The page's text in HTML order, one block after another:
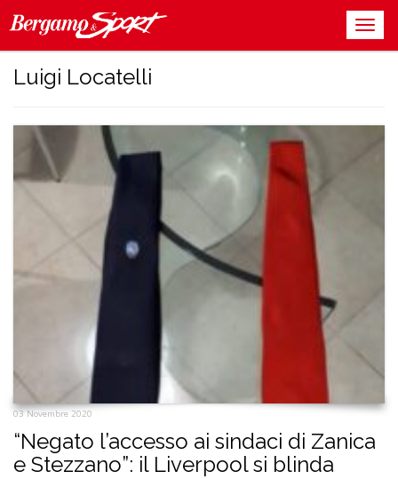
Luigi Locatelli
03 Novembre 2020
“Negato l’accesso ai sindaci di Zanica
e Stezzano”: il Liverpool si blinda